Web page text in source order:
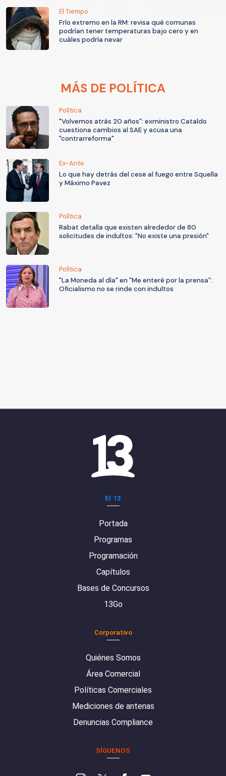
El Tiempo
Frío extremo en la RM: revisa qué comunas
podrían tener temperaturas bajo cero y en
cuáles podría nevar
MÁS DE POLÍTICA
Política
"Volvemos atrás 20 años": exministro Cataldo
cuestiona cambios al SAE y acusa una
"contrarreforma"
Ex-Ante
Lo que hay detrás del cese al fuego entre Squella
y Máximo Pavez
Política
Rabat detalla que existen alrededor de 80
solicitudes de indultos: "No existe una presión"
Política
"La Moneda al día" en "Me enteré por la prensa":
Oficialismo no se rinde con indultos
El 13
Portada
Programas
Programación
Capítulos
Bases de Concursos
13Go
Corporativo
Quiénes Somos
Área Comercial
Políticas Comerciales
Mediciones de antenas
Denuncias Compliance
SÍGUENOS